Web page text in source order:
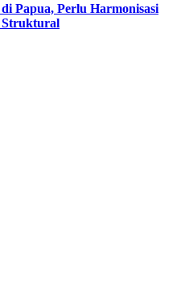
Papua, Perlu Harmonisasi
Struktural